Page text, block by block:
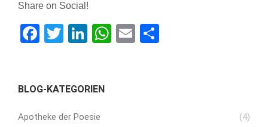
Share on Social!
Facebook
TwitterLinkedIn
WhatsApp
Email
BLOG-KATEGORIEN
Apotheke der Poesie
(4)